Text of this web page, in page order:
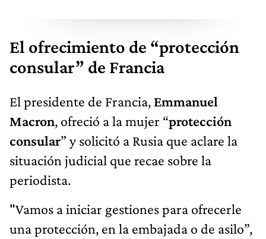
El ofrecimiento de “protección
consular” de Francia
El presidente de Francia, Emmanuel
Macron, ofreció a la mujer “protección
consular” y solicitó a Rusia que aclare la
situación judicial que recae sobre la
periodista.
"Vamos a iniciar gestiones para ofrecerle
una protección, en la embajada o de asilo”,